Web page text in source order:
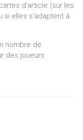
d'article (sur les
si elles s'adaptent à
nombre de
des joueurs.